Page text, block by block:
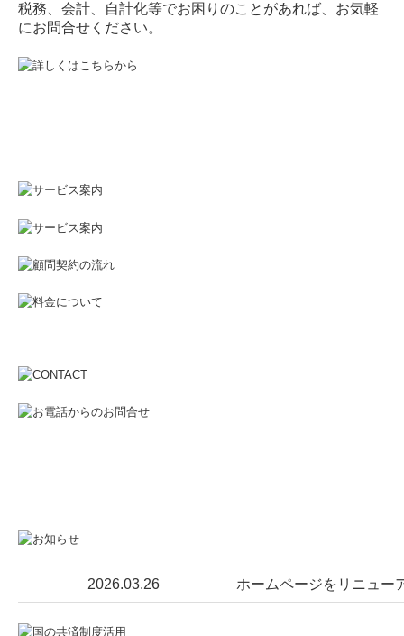
税務、会計、自計化等でお困りのことがあれば、お気軽
にお問合せください。
2026.03.26 ホームページをリニュー